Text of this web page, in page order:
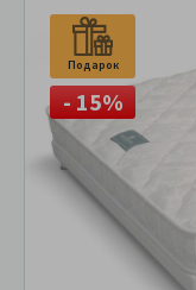
Подарок
- 15%